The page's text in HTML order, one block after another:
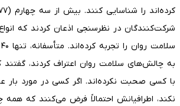
شرکت‌کنندگان در نظرسنجی اذعان کردند که
به چالش‌های سلامت روان اعتراف کردند،
با کسی صحبت نکرده‌اند. اگر کسی در مورد
نکند، اطرافیانش احتمالاً فرض می‌کنند که